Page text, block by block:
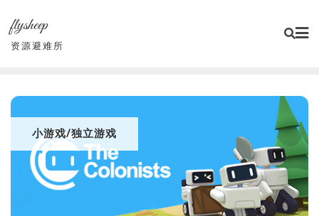
content
flysheep
资源避难所
小游戏/独立游戏